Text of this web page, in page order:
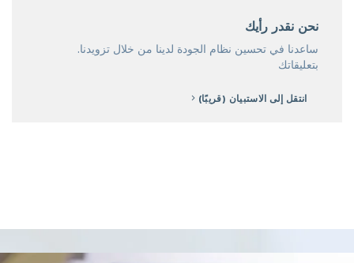
نحن نقدر رأيك
.ساعدنا في تحسين نظام الجودة لدينا من خلال تزويدنا
بتعليقاتك
انتقل إلى الاستبيان (قريبًا)